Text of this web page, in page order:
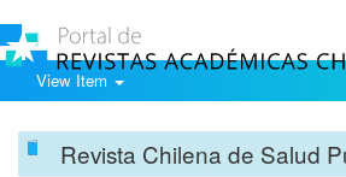
View Item
Revista Chilena de Salud